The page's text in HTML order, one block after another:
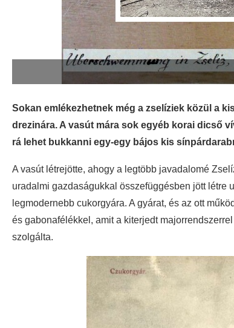
Sokan emlékezhetnek még a zselíziek közül a
drezinára. A vasút mára sok egyéb korai dicső
rá lehet bukkanni egy-egy bájos kis
A vasút létrejötte, ahogy a legtöbb javadalomé
uradalmi gazdaságukkal összefüggésben jött létre
legmodernebb cukorgyára. A gyárat, és az ott
és gabonafélékkel, amit a kiterjedt
szolgálta.